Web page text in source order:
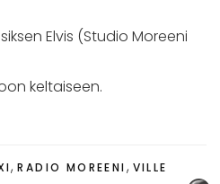
Elvis (Studio Moreeni
keltaiseen.
,RADIO MOREENI, VILLE